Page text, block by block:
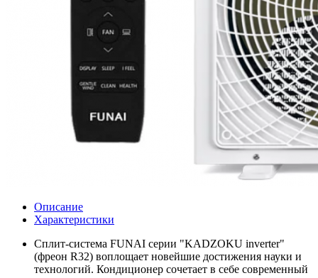
Описание
Характеристики
Сплит-система FUNAI серии "KADZOKU inverter"
(фреон R32) воплощает новейшие достижения науки и
технологий. Кондиционер сочетает в себе современный